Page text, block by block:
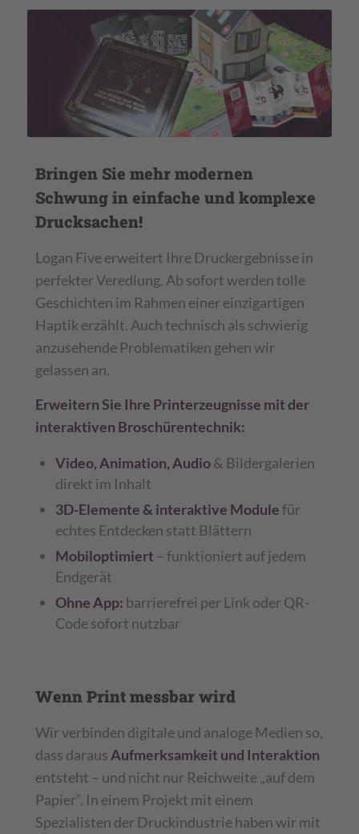
Bringen Sie mehr modernen
Schwung in einfache und komplexe
Drucksachen!
Logan Five erweitert Ihre Druckergebnisse in
perfekter Veredlung. Ab sofort werden tolle
Geschichten im Rahmen einer einzigartigen
Haptik erzählt. Auch technisch als schwierig
anzusehende Problematiken gehen wir
gelassen an.
Erweitern Sie Ihre Printerzeugnisse mit der
interaktiven Broschürentechnik:
Video, Animation, Audio& Bildergalerien
direkt im Inhalt
3D-Elemente & interaktive Modulefür
echtes Entdecken statt Blättern
Mobiloptimiert– funktioniert auf jedem
Endgerät
Ohne App: barrierefrei per Link oder QR-
Code sofort nutzbar
Wenn Print messbar wird
Wir verbinden digitale und analoge Medien so,
dass darausAufmerksamkeit und Interaktion
entsteht – und nicht nur Reichweite „auf dem
Papier“. In einem Projekt mit einem
Spezialisten der Druckindustrie haben wir mit